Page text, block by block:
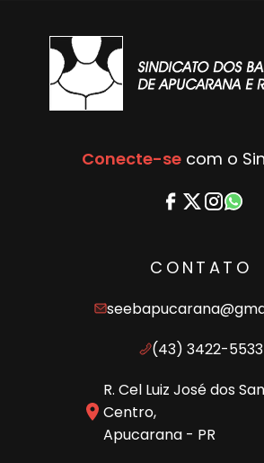
Conecte-secom o
CONTATO
(43) 3422-5533
R. Cel Luiz José dos
Centro,
Apucarana - PR